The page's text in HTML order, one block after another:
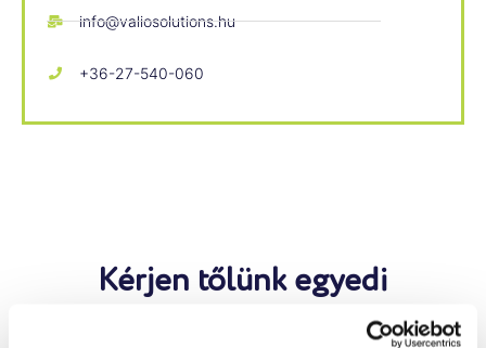
info@valiosolutions.hu
+36-27-540-060
Kérjen tőlünk egyedi